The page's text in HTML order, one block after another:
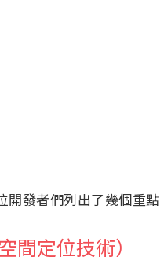
發者們列出了幾個重點
間定位技術）